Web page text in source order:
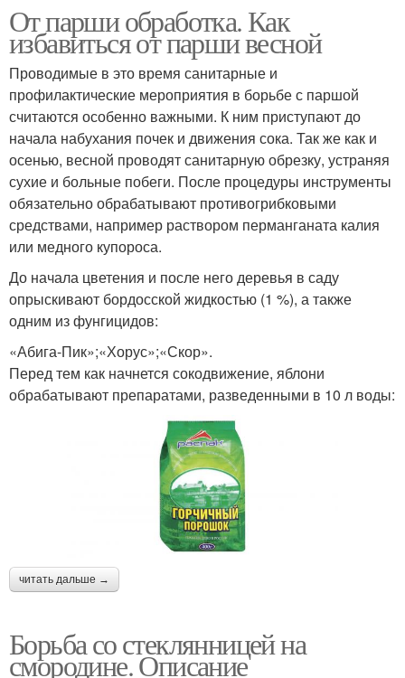
От парши обработка. Как
избавиться от парши весной
Проводимые в это время санитарные и
профилактические мероприятия в борьбе с паршой
считаются особенно важными. К ним приступают до
начала набухания почек и движения сока. Так же как и
осенью, весной проводят санитарную обрезку, устраняя
сухие и больные побеги. После процедуры инструменты
обязательно обрабатывают противогрибковыми
средствами, например раствором перманганата калия
или медного купороса.
До начала цветения и после него деревья в саду
опрыскивают бордосской жидкостью (1 %), а также
одним из фунгицидов:
«Абига-Пик»;«Хорус»;«Скор».
Перед тем как начнется сокодвижение, яблони
обрабатывают препаратами, разведенными в 10 л воды:
читать дальше →
Борьба со стеклянницей на
смородине. Описание